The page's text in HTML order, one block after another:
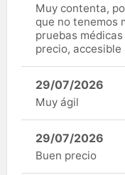
Muy contenta,
que no tenemos
pruebas
precio, accesible
29/07/2026
Muy ágil
29/07/2026
Buen precio